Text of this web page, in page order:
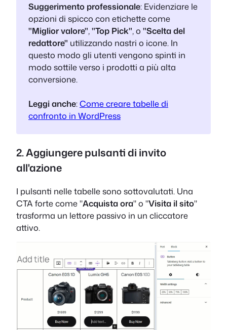
Suggerimento professionale: Evidenziare le
opzioni di spicco con etichette come
"Miglior valore","Top Pick", o "Scelta del
redattore" utilizzando nastri o icone. In
questo modo gli utenti vengono spinti in
modo sottile verso i prodotti a più alta
conversione.
Leggi anche:Come creare tabelle di
confronto in WordPress
2. Aggiungere pulsanti di invito
all'azione
I pulsanti nelle tabelle sono sottovalutati. Una
CTA forte come "Acquista ora" o "Visita il sito"
trasforma un lettore passivo in un cliccatore
attivo.